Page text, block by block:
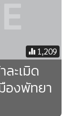
1,209
ะเมิด
งพัทยา